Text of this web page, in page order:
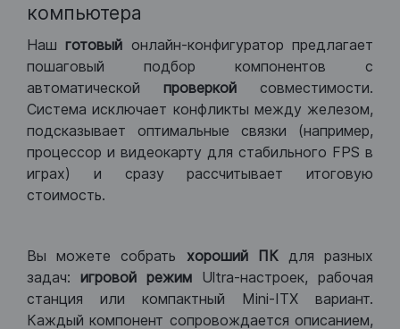
компьютера
Нашготовый онлайн-конфигуратор предлагает
пошаговый подбор компонентов с
автоматической проверкой совместимости.
Система исключает конфликты между железом,
подсказывает оптимальные связки (например,
процессор и видеокарту для стабильного FPS в
играх) и сразу рассчитывает итоговую
стоимость.
Вы можете собрать хороший ПКдля разных
задач: игровой режим Ultra-настроек, рабочая
станция или компактный Mini-ITX вариант.
Каждый компонент сопровождается описанием,